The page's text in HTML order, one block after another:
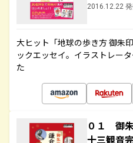
2016.12.22
大ヒット「地球の歩き方 御朱
ックエッセイ。イラストレー
た
０１ 御
十三観音